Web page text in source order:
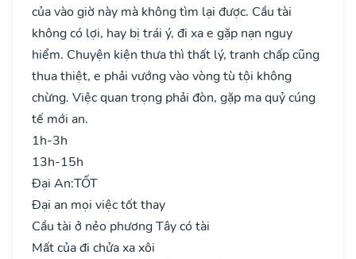
của vào giờ này mà không tìm lại được. Cầu tài
không có lợi, hay bị trái ý, đi xa e gặp nạn nguy
hiểm. Chuyện kiện thưa thì thất lý, tranh chấp cũng
thua thiệt, e phải vướng vào vòng tù tội không
chừng. Việc quan trọng phải đòn, gặp ma quỷ cúng
tế mới an.
1h-3h
13h-15h
Đại An:TỐT
Đại an mọi việc tốt thay
Cầu tài ở nẻo phương Tây có tài
Mất của đi chửa xa xôi